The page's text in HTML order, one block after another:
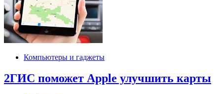
Компьютеры и гаджеты
2ГИС поможет Apple улучшить карты